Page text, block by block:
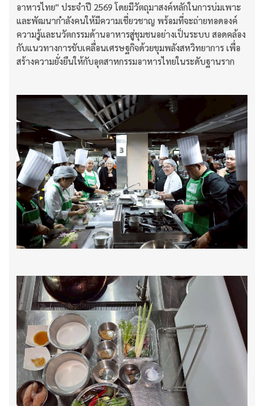
อาหารไทย" ประจำปี 2569 โดยมีวัตถุมาสงค์หลักในการบ่มเพาะ
และพัฒนากำลังคนให้มีความเชี่ยวชาญ พร้อมที่จะถ่ายทอดองค์
ความรู้และนวัตกรรมด้านอาหารสู่ชุมชนอย่างเป็นระบบ สอดคล้อง
กับแนวทางการขับเคลื่อนเศรษฐกิจด้วยขุมพลังสหวิทยาการ เพื่อ
สร้างความยั่งยืนให้กับอุตสาหกรรมอาหารไทยในระดับฐานราก